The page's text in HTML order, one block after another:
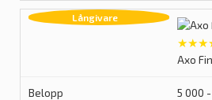
Axo
5 000